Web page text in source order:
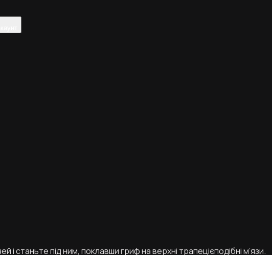
і станьте під ним, поклавши гриф на верхні трапецієподібні м’язи.